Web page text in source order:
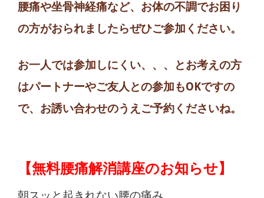
腰痛や坐骨神経痛など、お体の不調でお困り
の方がおられましたらぜひご参加ください。
お一人では参加しにくい、、、とお考えの方
はパートナーやご友人との参加もOKですの
で、お誘い合わせのうえご予約くださいね。
【無料腰痛解消講座のお知らせ】
朝スッと起きれない腰の痛み、